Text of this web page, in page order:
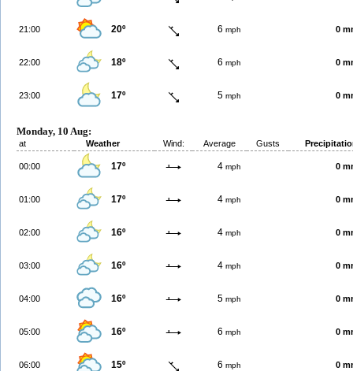
21:00 20º 6 mph 0
22:00 18º 6 mph 0
23:00 17º 5 mph 0
Monday, 10 Aug:
at Weather Wind: Average Gusts
00:00 17º 4 mph 0
01:00 17º 4 mph 0
02:00 16º 4 mph 0
03:00 16º 4 mph 0
04:00 16º 5 mph 0
05:00 16º 6 mph 0
06:00 15º 6 mph 0